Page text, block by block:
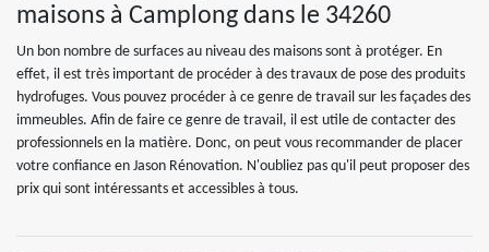
maisons à Camplong dans le 34260
Un bon nombre de surfaces au niveau des maisons sont à protéger. En
effet, il est très important de procéder à des travaux de pose des produits
hydrofuges. Vous pouvez procéder à ce genre de travail sur les façades des
immeubles. Afin de faire ce genre de travail, il est utile de contacter des
professionnels en la matière. Donc, on peut vous recommander de placer
votre confiance en Jason Rénovation. N'oubliez pas qu'il peut proposer des
prix qui sont intéressants et accessibles à tous.